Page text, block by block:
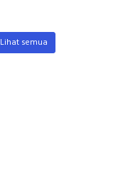
Lihat semua